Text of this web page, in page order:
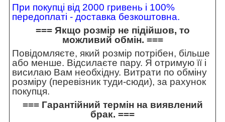
При покупці від 2000 гривень і 100%
передоплаті - доставка безкоштовна.
=== Якщо розмір не підійшов, то
можливий обмін. ===
Повідомляєте, який розмір потрібен, більше
або менше. Відсилаєте пару. Я отримую її і
висилаю Вам необхідну. Витрати по обміну
розміру (перевізник туди-сюди), за рахунок
покупця.
=== Гарантійний термін на виявлений
брак. ===